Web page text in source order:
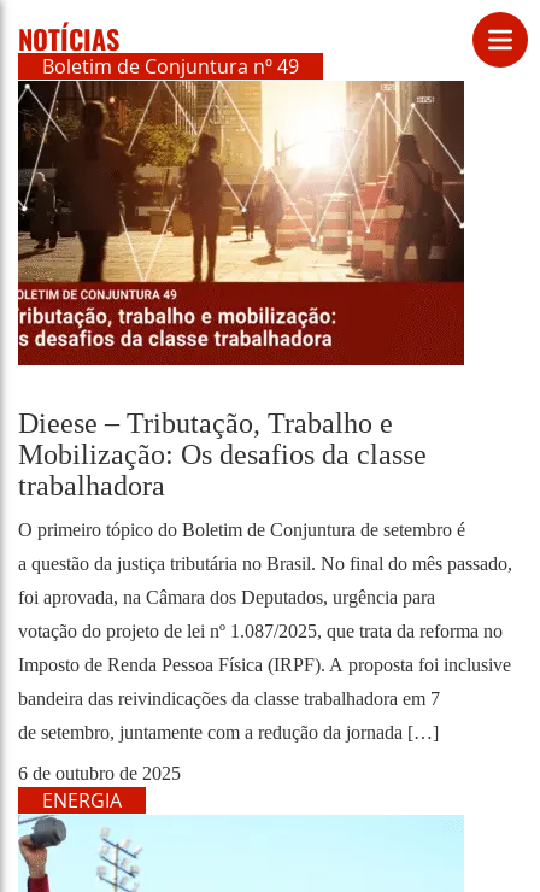
NOTÍCIAS
Boletim de Conjuntura nº 49
Dieese – Tributação, Trabalho e
Mobilização: Os desafios da classe
trabalhadora
O primeiro tópico do Boletim de Conjuntura de setembro é
a questão da justiça tributária no Brasil. No final do mês passado,
foi aprovada, na Câmara dos Deputados, urgência para
votação do projeto de lei nº 1.087/2025, que trata da reforma no
Imposto de Renda Pessoa Física (IRPF). A proposta foi inclusive
bandeira das reivindicações da classe trabalhadora em 7
de setembro, juntamente com a redução da jornada […]
6 de outubro de 2025
ENERGIA